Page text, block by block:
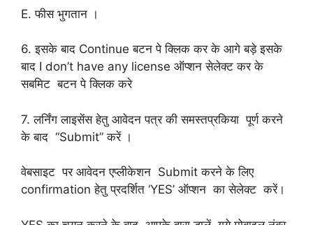
E. फीस भुगतान ।
6. इसके बाद Continue बटन पे क्लिक कर के आगे बड़े इसके
बाद I don’t have any license ऑप्शन सेलेक्ट कर के
सबमिट बटन पे क्लिक करे
7. लर्निंग लाइसेंस हेतु आवेदन पत्र की समस्तप्रकिया पूर्ण करने
के बाद “Submit” करें ।
वेबसाइट पर आवेदन एप्लीकेशन Submit करने के लिए
confirmation हेतु प्रदर्शित ‘YES’ ऑप्शन का सेलेक्ट करें।